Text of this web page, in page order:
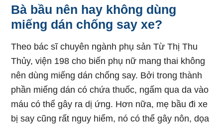
Bà bầu nên hay không dùng
miếng dán chống say xe?
Theo bác sĩ chuyên ngành phụ sản Từ Thị Thu
Thủy, viện 198 cho biến phụ nữ mang thai không
nên dùng miếng dán chống say. Bởi trong thành
phần miếng dán có chứa thuốc, ngấm qua da vào
máu có thể gây ra dị ứng. Hơn nữa, mẹ bầu đi xe
bị say cũng rất nguy hiểm, nó có thể gây nôn, dọa